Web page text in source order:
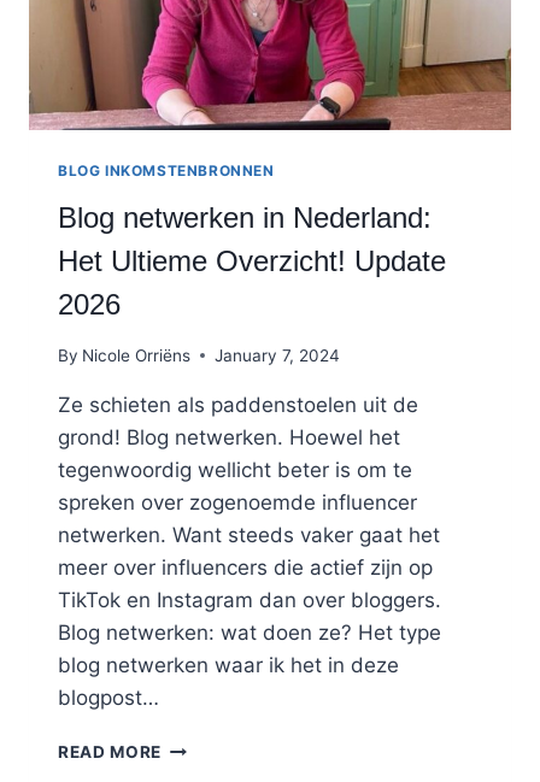
ZIEN!
BLOG INKOMSTENBRONNEN
Blog netwerken in Nederland:
Het Ultieme Overzicht! Update
2026
By Nicole Orriëns January 7, 2024
Ze schieten als paddenstoelen uit de
grond! Blog netwerken. Hoewel het
tegenwoordig wellicht beter is om te
spreken over zogenoemde influencer
netwerken. Want steeds vaker gaat het
meer over influencers die actief zijn op
TikTok en Instagram dan over bloggers.
Blog netwerken: wat doen ze? Het type
blog netwerken waar ik het in deze
blogpost…
READ MORE BLOG